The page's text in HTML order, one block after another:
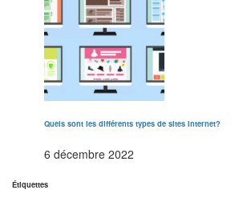
Quels sont les différents types de sites Internet?
6 décembre 2022
Étiquettes